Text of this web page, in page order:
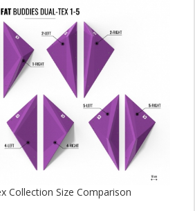
Collection Size Comparison